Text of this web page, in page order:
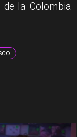
la Colombia